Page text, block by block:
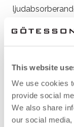
This website
We use cookies
provide social
We also share
our social
Om det saknas